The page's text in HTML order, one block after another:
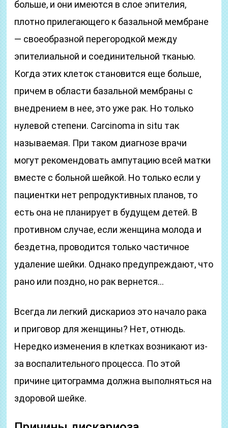
больше, и они имеются в слое эпителия,
плотно прилегающего к базальной мембране
— своеобразной перегородкой между
эпителиальной и соединительной тканью.
Когда этих клеток становится еще больше,
причем в области базальной мембраны с
внедрением в нее, это уже рак. Но только
нулевой степени. Carcinoma in situ так
называемая. При таком диагнозе врачи
могут рекомендовать ампутацию всей матки
вместе с больной шейкой. Но только если у
пациентки нет репродуктивных планов, то
есть она не планирует в будущем детей. В
противном случае, если женщина молода и
бездетна, проводится только частичное
удаление шейки. Однако предупреждают, что
рано или поздно, но рак вернется…
Всегда ли легкий дискариоз это начало рака
и приговор для женщины? Нет, отнюдь.
Нередко изменения в клетках возникают из-
за воспалительного процесса. По этой
причине цитограмма должна выполняться на
здоровой шейке.